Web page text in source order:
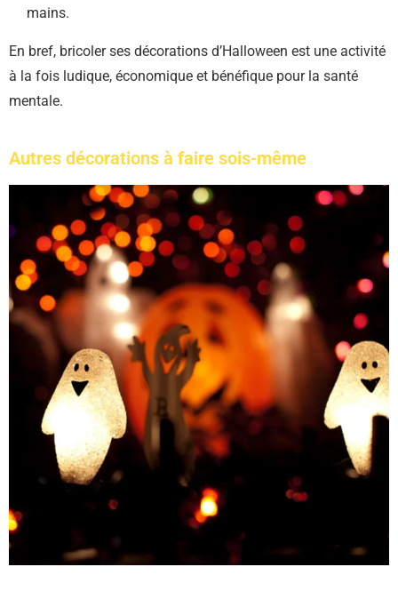
mains.
En bref, bricoler ses décorations d’Halloween est une activité
à la fois ludique, économique et bénéfique pour la santé
mentale.
Autres décorations à faire sois-même